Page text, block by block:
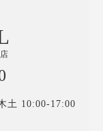
土 10:00-17:00